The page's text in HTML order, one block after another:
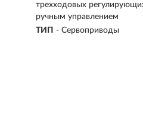
трехходовых
ручным управлением
ТИП - Сервоприводы